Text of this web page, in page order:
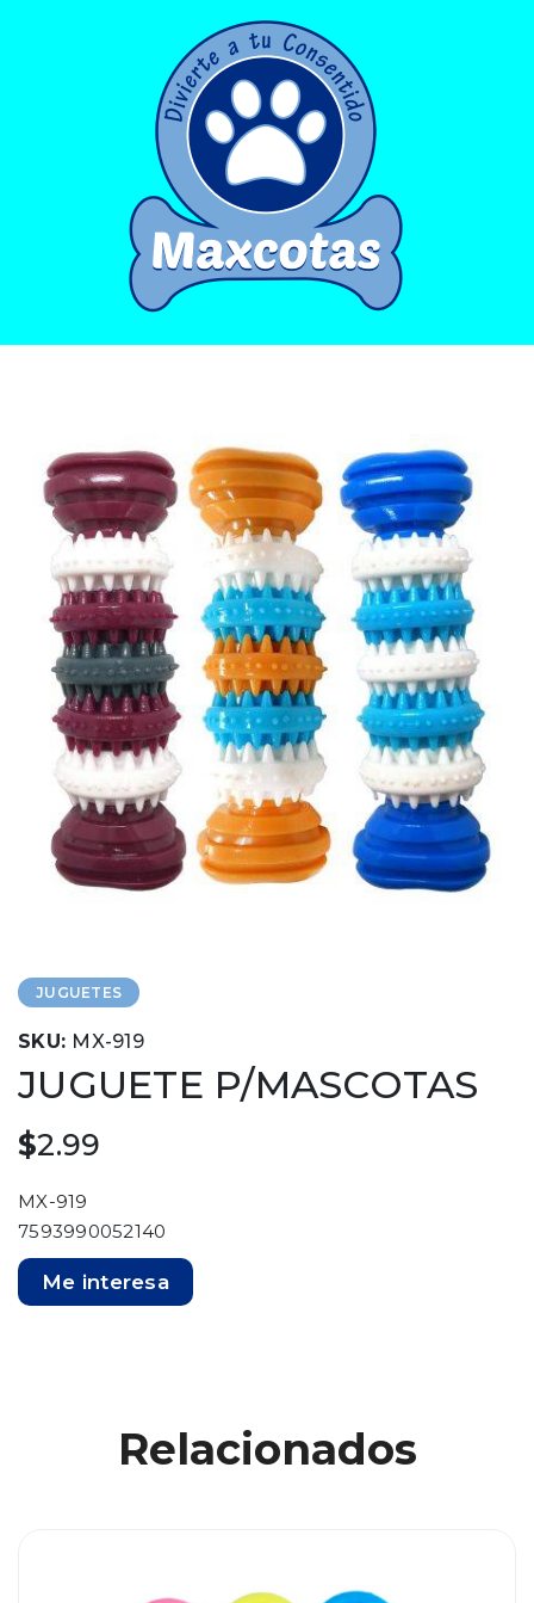
JUGUETES
SKU: MX-919
JUGUETE P/MASCOTAS
$2.99
MX-919
7593990052140
Me interesa
Relacionados